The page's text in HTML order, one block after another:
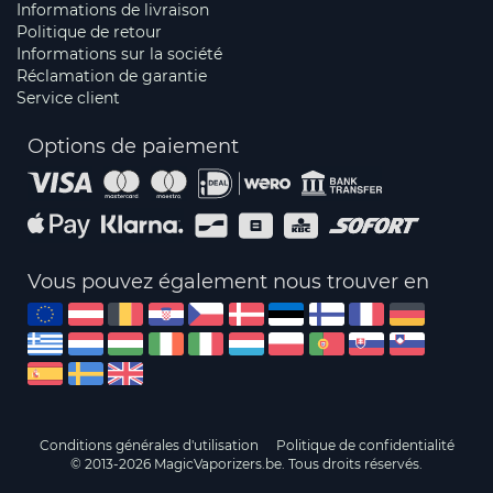
Informations de livraison
Politique de retour
Informations sur la société
Réclamation de garantie
Service client
Options de paiement
Vous pouvez également nous trouver en
Conditions générales d'utilisation
Politique de confidentialité
© 2013-2026 MagicVaporizers.be. Tous droits réservés.